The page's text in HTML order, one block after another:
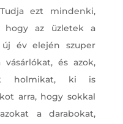
ezt mindenki,
hogy az üzletek a
új év elején szuper
és azok,
holmikat, ki is
arra, hogy sokkal
a darabokat,